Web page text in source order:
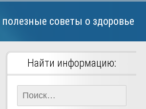
советы о здоровье
Найти информацию: